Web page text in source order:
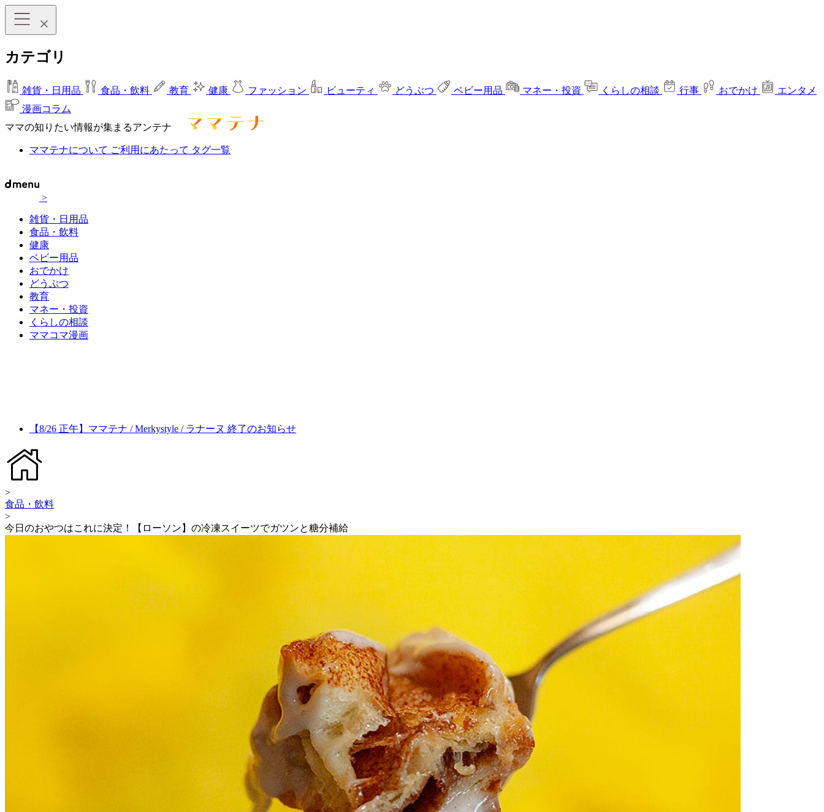
カテゴリ
雑貨・日用品 食品・飲料 教育 健康 ファッション ビューティ どうぶつ ベビー用品 マネー・投資 くらしの相談 行事 おでかけ
エンタメ
漫画コラム
ママの知りたい情報が集まるアンテナ
ママテナについて ご利用にあたって タグ一覧
>
雑貨・日用品
食品・飲料
健康
ベビー用品
おでかけ
どうぶつ
教育
マネー・投資
くらしの相談
ママコマ漫画
【8/26 正午】ママテナ / Merkystyle / ラナーヌ 終了のお知らせ
>
食品・飲料
>
今日のおやつはこれに決定！【ローソン】の冷凍スイーツでガツンと糖分補給